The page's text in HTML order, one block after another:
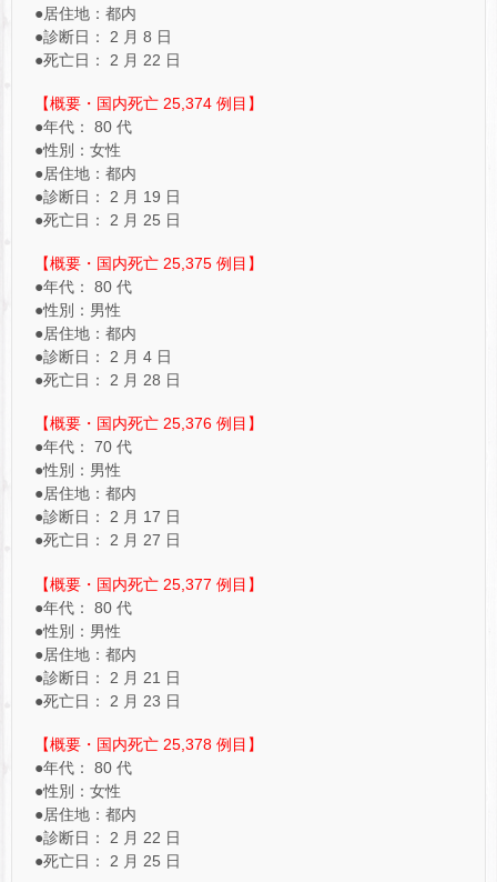
●居住地：都内
●診断日： 2 月 8 日
●死亡日： 2 月 22 日
【概要・国内死亡 25,374 例目】
●年代： 80 代
●性別：女性
●居住地：都内
●診断日： 2 月 19 日
●死亡日： 2 月 25 日
【概要・国内死亡 25,375 例目】
●年代： 80 代
●性別：男性
●居住地：都内
●診断日： 2 月 4 日
●死亡日： 2 月 28 日
【概要・国内死亡 25,376 例目】
●年代： 70 代
●性別：男性
●居住地：都内
●診断日： 2 月 17 日
●死亡日： 2 月 27 日
【概要・国内死亡 25,377 例目】
●年代： 80 代
●性別：男性
●居住地：都内
●診断日： 2 月 21 日
●死亡日： 2 月 23 日
【概要・国内死亡 25,378 例目】
●年代： 80 代
●性別：女性
●居住地：都内
●診断日： 2 月 22 日
●死亡日： 2 月 25 日